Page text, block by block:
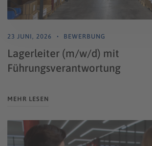
23 JUNI, 2026 BEWERBUNG
Lagerleiter (m/w/d) mit
Führungsverantwortung
MEHR LESEN